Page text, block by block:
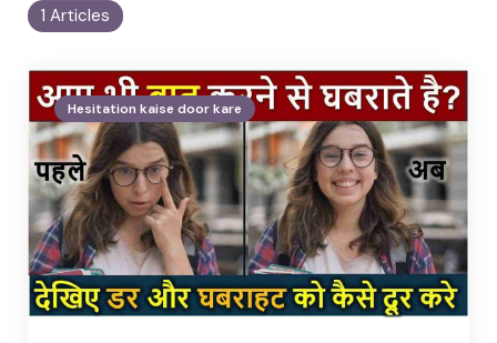
1 Articles
Hesitation kaise door kare